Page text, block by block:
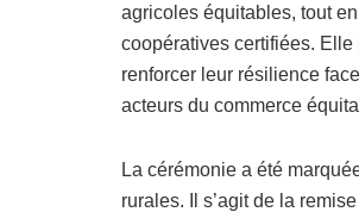
agricoles équitables, tout
coopératives certifiées. Elle
renforcer leur résilience
acteurs du commerce
La cérémonie a été
rurales. Il s’agit de la